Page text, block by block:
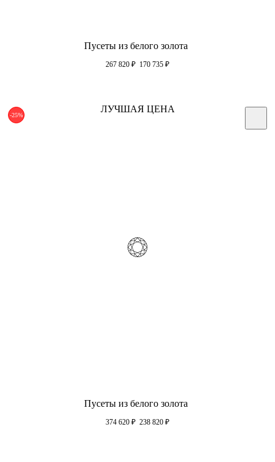
Пусеты из белого золота
267 820 ₽ 170 735 ₽
-25%
ЛУЧШАЯ ЦЕНА
Пусеты из белого золота
374 620 ₽ 238 820 ₽